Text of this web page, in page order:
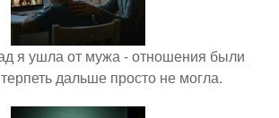
я ушла от мужа - отношения были
дальше просто не могла.